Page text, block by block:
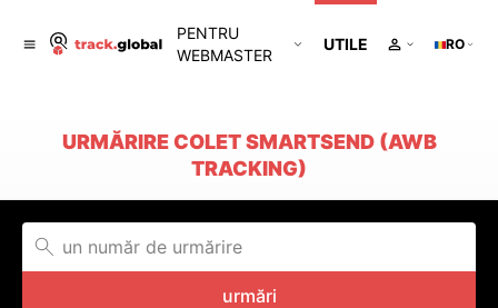
PENTRU
WEBMASTER
UTILE RO
URMĂRIRE COLET SMARTSEND (AWB
TRACKING)
urmări